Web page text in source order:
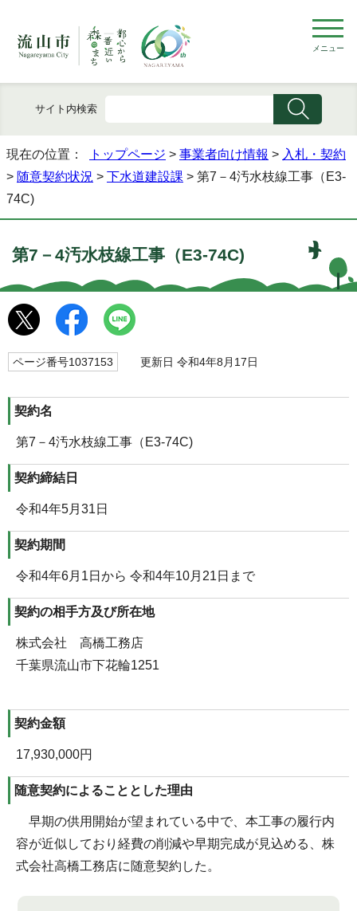
メニュー
サイト内検索
現在の位置： トップページ > 事業者向け情報 > 入札・契約
> 随意契約状況 > 下水道建設課 > 第7－4汚水枝線工事（E3-
74C)
第7－4汚水枝線工事（E3-74C)
ページ番号1037153 更新日 令和4年8月17日
契約名
第7－4汚水枝線工事（E3-74C)
契約締結日
令和4年5月31日
契約期間
令和4年6月1日から 令和4年10月21日まで
契約の相手方及び所在地
株式会社 高橋工務店
千葉県流山市下花輪1251
契約金額
17,930,000円
随意契約によることとした理由
早期の供用開始が望まれている中で、本工事の履行内
容が近似しており経費の削減や早期完成が見込める、株
式会社高橋工務店に随意契約した。